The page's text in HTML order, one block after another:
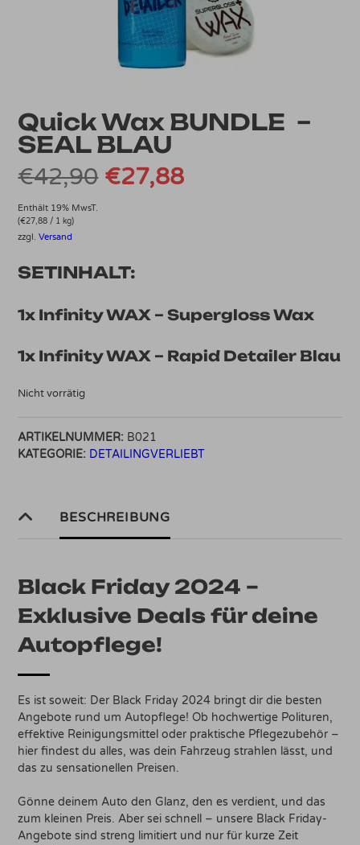
Quick Wax BUNDLE –
SEAL BLAU
€42,90 Ursprünglicher
€42,90
€27,88Aktueller
Enthält 19% MwsT.
(€27,88 / 1 kg)
zzgl.Versand
SETINHALT:
1x Infinity WAX – Supergloss Wax
1x Infinity WAX – Rapid Detailer Blau
Nicht vorrätig
ARTIKELNUMMER: B021
KATEGORIE: DETAILINGVERLIEBT
BESCHREIBUNG
Black Friday 2024 –
Exklusive Deals für deine
Autopflege!
Es ist soweit: Der Black Friday 2024 bringt dir die besten
Angebote rund um Autopflege! Ob hochwertige Polituren,
effektive Reinigungsmittel oder praktische Pflegezubehör –
hier findest du alles, was dein Fahrzeug strahlen lässt, und
das zu sensationellen Preisen.
Gönne deinem Auto den Glanz, den es verdient, und das
zum kleinen Preis. Aber sei schnell – unsere Black Friday-
Angebote sind streng limitiert und nur für kurze Zeit